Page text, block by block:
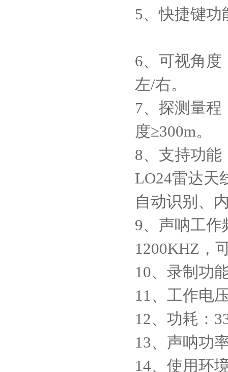
5、快捷键
6、可视角度
左/右。
7、探测量程
度≥300m。
8、支持功能
LO24雷达天
自动识别、
9、声呐工作
1200KHZ，
10、录制功
11、工作电
12、功耗：
13、声呐功
14、使用环